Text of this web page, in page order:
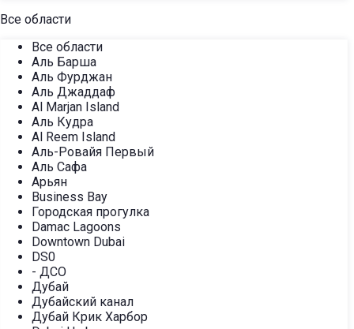
Все области
Все области
Аль Барша
Аль Фурджан
Аль Джаддаф
Al Marjan Island
Аль Кудра
Al Reem Island
Аль-Ровайя Первый
Аль Сафа
Арьян
Business Bay
Городская прогулка
Damac Lagoons
Downtown Dubai
DS0
- ДСО
Дубай
Дубайский канал
Дубай Крик Харбор